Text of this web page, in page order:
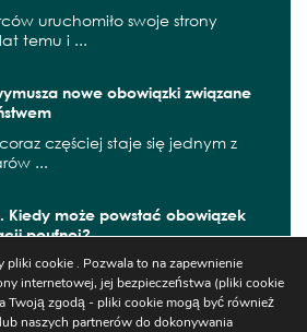
uruchomiło swoje strony
temu i ...
nowe obowiązki związane
częściej staje się jednym z
...
Kiedy może powstać obowiązek
poufnej?
zaczęły obowiązywać kolejne
z ...
pliki cookie . Pozwala to na zapewnienie
internetowej, jej bezpieczeństwa (pliki cookie
Twoją zgodą - pliki cookie mogą być również
naszych partnerów do dokonywania